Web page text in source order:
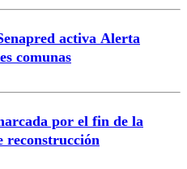
activa Alerta
comunas
por el fin de la
reconstrucción